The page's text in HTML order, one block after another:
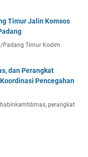
Timur Jalin Komsos
Padang Timur Kodim
dan Perangkat
Pencegahan
perangkat